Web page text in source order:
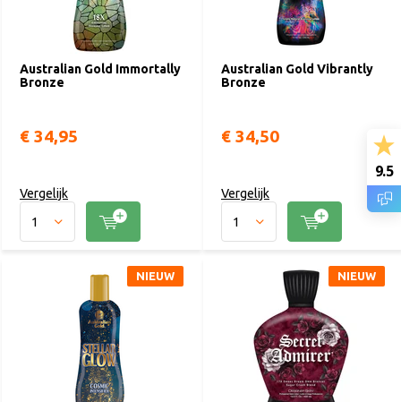
Australian Gold Immortally
Bronze
€ 34,95
Vergelijk
Australian Gold Vibrantly
Bronze
€ 34,50
Vergelijk
NIEUW NIEUW
9.5